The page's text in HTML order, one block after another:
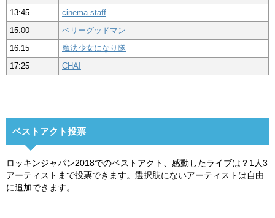
13:45
cinema staff
15:00
ベリーグッドマン
16:15
魔法少女になり隊
17:25
CHAI
ベストアクト投票
ロッキンジャパン2018でのベストアクト、感動したライブは？1人3
アーティストまで投票できます。選択肢にないアーティストは自由
に追加できます。